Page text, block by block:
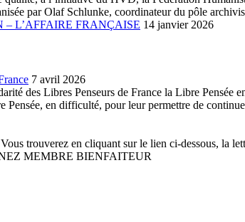
par Olaf Schlunke, coordinateur du pôle
L’AFFAIRE FRANÇAISE 14 janvier 2026
7 avril 2026
des Libres Penseurs de France la Libre Pensée
Pensée, en difficulté, pour leur permettre de
trouverez en cliquant sur le lien ci-dessous, la
MEMBRE BIENFAITEUR